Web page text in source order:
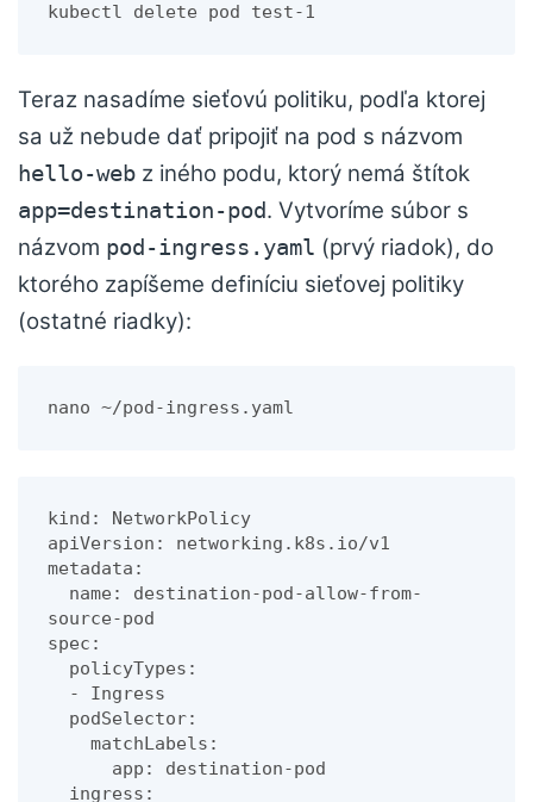
kubectl delete pod test-1
Teraz nasadíme sieťovú politiku, podľa ktorej
sa už nebude dať pripojiť na pod s názvom
hello-web z iného podu, ktorý nemá štítok
app=destination-pod. Vytvoríme súbor s
názvom pod-ingress.yaml (prvý riadok), do
ktorého zapíšeme definíciu sieťovej politiky
(ostatné riadky):
nano ~/pod-ingress.yaml
kind: NetworkPolicy
apiVersion: networking.k8s.io/v1
metadata:
source-pod
spec: